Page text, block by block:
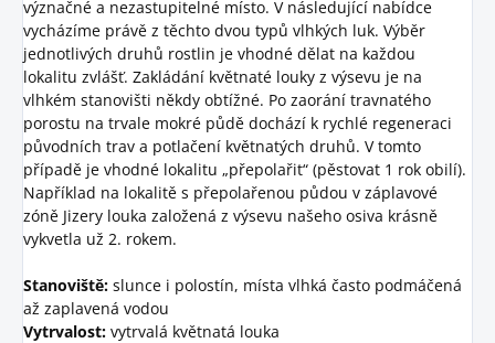
význačné a nezastupitelné místo. V následující nabídce
vycházíme právě z těchto dvou typů vlhkých luk. Výběr
jednotlivých druhů rostlin je vhodné dělat na každou
lokalitu zvlášť. Zakládání květnaté louky z výsevu je na
vlhkém stanovišti někdy obtížné. Po zaorání travnatého
porostu na trvale mokré půdě dochází k rychlé regeneraci
původních trav a potlačení květnatých druhů. V tomto
případě je vhodné lokalitu „přepolařit“ (pěstovat 1 rok obilí).
Například na lokalitě s přepolařenou půdou v záplavové
zóně Jizery louka založená z výsevu našeho osiva krásně
vykvetla už 2. rokem.
Stanoviště: slunce i polostín, místa vlhká často podmáčená
až zaplavená vodou
Vytrvalost: vytrvalá květnatá louka